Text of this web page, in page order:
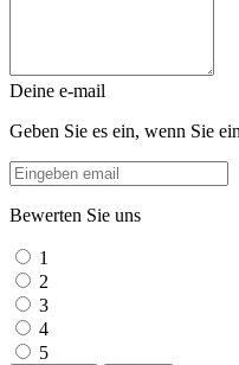
Deine e-mail
Geben Sie es ein, wenn Sie
Bewerten Sie uns
1
2
3
4
5